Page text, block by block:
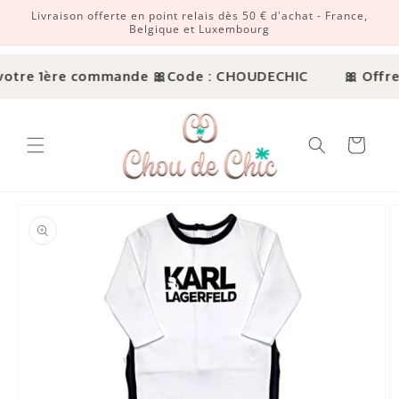
et passer au contenu
Livraison offerte en point relais dès 50 € d'achat - France,
Belgique et Luxembourg
1ère commande 🎀Code : CHOUDECHIC 🎀 Offre
Panier
informations produits